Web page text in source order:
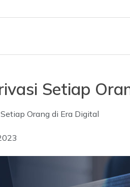
Setiap
Orang di Era Digital